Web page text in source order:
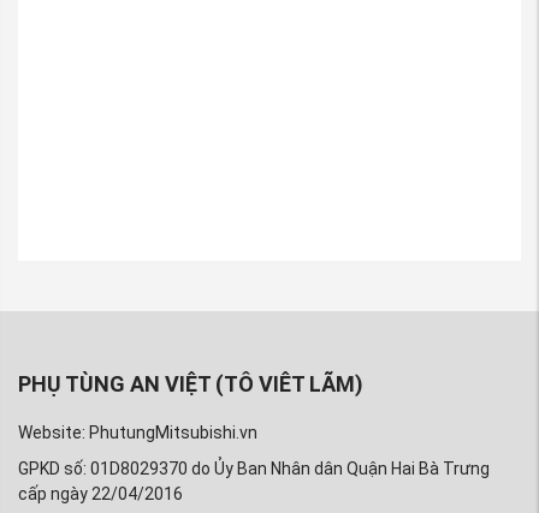
PHỤ TÙNG AN VIỆT (TÔ VIÊT LÃM)
Website: PhutungMitsubishi.vn
GPKD số: 01D8029370 do Ủy Ban Nhân dân Quận Hai Bà Trưng
cấp ngày 22/04/2016